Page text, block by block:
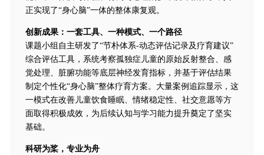
正实现了“身心脑”一体的整体康复观。
创新成果：一套工具、一种模式、一个路径
课题小组自主研发了“节朴体系-动态评估记录及疗育建议”
综合评估工具，系统考察孤独症儿童的原始反射整合、感
觉处理、脏腑功能等底层神经发育指标，并基于评估结果
制定个性化“身心脑”整体疗育方案。大量案例追踪显示，这
一模式在改善儿童饮食睡眠、情绪稳定性、社交意愿等方
面取得积极成效，为后续认知与学习能力提升奠定了坚实
基础。
科研为桨，专业为舟